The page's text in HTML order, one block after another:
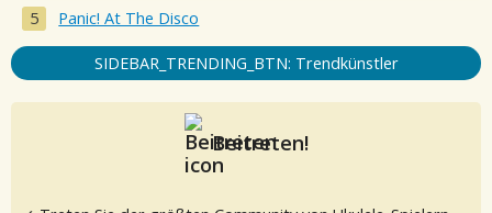
Panic! At The Disco
SIDEBAR_TRENDING_BTN: Trendkünstler
Beitreten!